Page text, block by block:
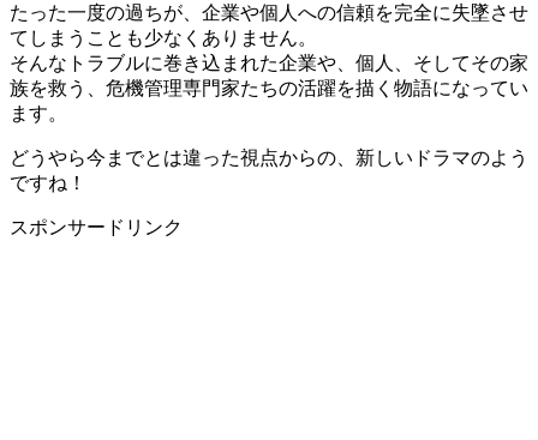
たった一度の過ちが、企業や個人への信頼を完全に失墜させ
てしまうことも少なくありません。
そんなトラブルに巻き込まれた企業や、個人、そしてその家
族を救う、危機管理専門家たちの活躍を描く物語になってい
ます。
どうやら今までとは違った視点からの、新しいドラマのよう
ですね！
スポンサードリンク